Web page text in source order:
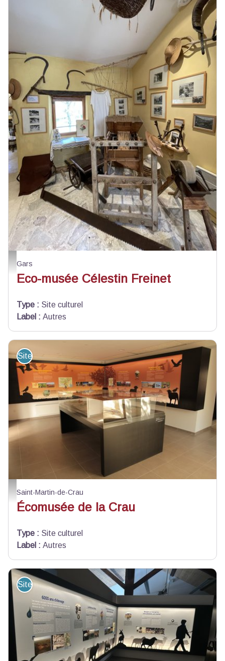
Musée - OTC Pays de Grasse
Gars
Eco-musée Célestin Freinet
Type : Site culturel
Label : Autres
Ecomusée de la Crau - Axel Wolff-CEN PACA
Site de visite
Saint-Martin-de-Crau
Écomusée de la Crau
Type : Site culturel
Label : Autres
Site de visite